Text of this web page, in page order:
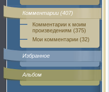
Комментарии (407)
Комментарии к моим
произведениям (375)
Мои комментарии (32)
Избранное
Альбом